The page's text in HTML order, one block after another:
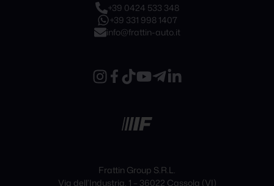
+39 0424 533 348
+39 331 998 1407
info@frattin-auto.it
Frattin Group S.R.L.
Via dell’Industria, 1 – 36022 Cassola (VI)